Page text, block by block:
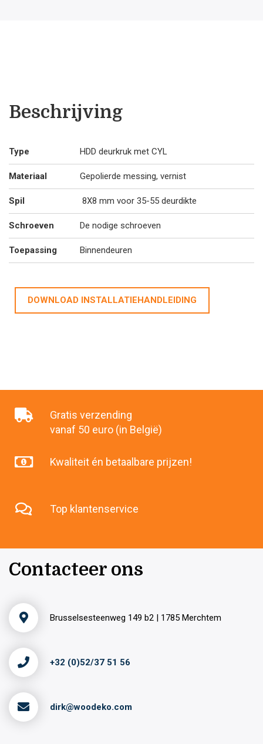
Beschrijving
Type HDD deurkruk met CYL
Materiaal Gepolierde messing, vernist
Spil 8X8 mm voor 35-55 deurdikte
Schroeven De nodige schroeven
Toepassing Binnendeuren
DOWNLOAD INSTALLATIEHANDLEIDING
Gratis verzending
vanaf 50 euro (in België)
Kwaliteit én betaalbare prijzen!
Top klantenservice
Contacteer ons
Brusselsesteenweg 149 b2 | 1785 Merchtem
+32 (0)52/37 51 56
dirk@woodeko.com